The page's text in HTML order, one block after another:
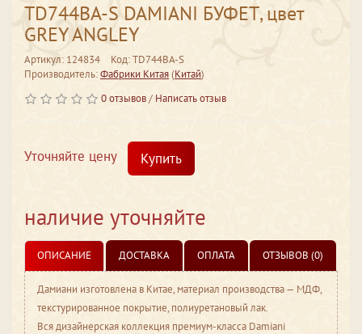
TD744BA-S DAMIANI БУФЕТ, цвет
GREY ANGLEY
Артикул: 124834
Код: TD744BA-S
Производитель:Фабрики Китая(Китай)
0 отзывов/ Написать отзыв
Уточняйте цену Купить
наличие уточняйте
ОПИСАНИЕ ДОСТАВКА ОПЛАТА ОТЗЫВОВ (0)
Дамиани изготовлена в Китае, материал производства — МДФ,
текстурированное покрытие, полиуретановый лак.
Вся дизайнерская коллекция премиум-класса Damiani